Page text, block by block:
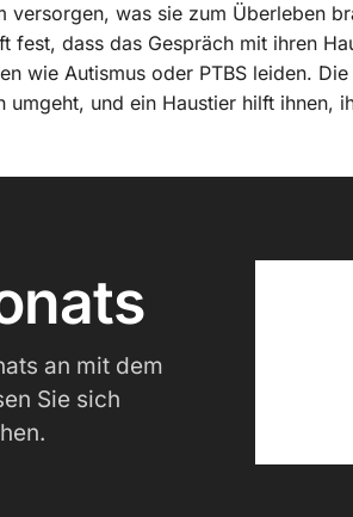
versorgen, was sie zum Überleben
fest, dass das Gespräch mit ihren
wie Autismus oder PTBS leiden.
umgeht, und ein Haustier hilft ihnen,
an mit dem
Sie sich